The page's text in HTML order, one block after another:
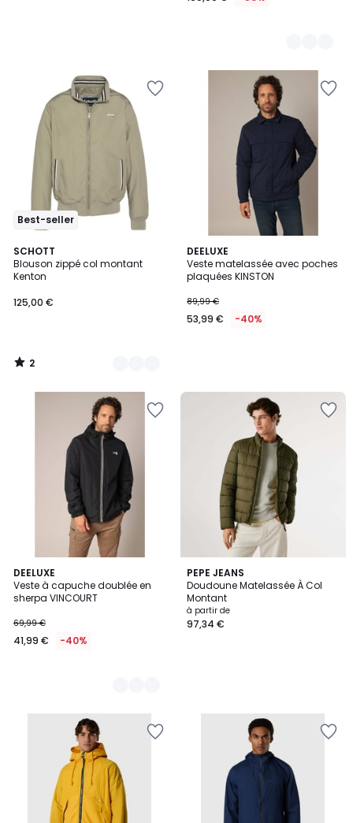
Best-seller
SCHOTT
Blouson zippé col montant
Kenton
125,00 €
2
/
5
3
Couleurs
2
/
DEELUXE
Veste matelassée avec poches
plaquées KINSTON
89,99 €
53,99 € -40%
DEELUXE
Veste à capuche doublée en
sherpa VINCOURT
69,99 €
41,99 € -40%
3
Couleurs
PEPE JEANS
Doudoune Matelassée À Col
Montant
à partir de
97,34 €